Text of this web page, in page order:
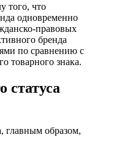
того, что
одновременно
правовых
бренда
по сравнению с
товарного знака.
статуса
главным образом,